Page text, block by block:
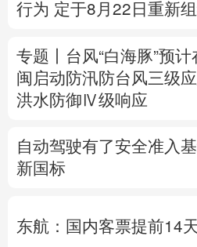
行为 定于8月22日重新
专题丨 台风“白海豚”预
闽启动防汛防台风三级
洪水防御Ⅳ级响应
自动驾驶有了安全准入
新国标
东航：国内客票提前14